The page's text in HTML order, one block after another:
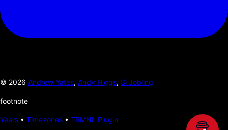
© 2026 Andrew Yates, Andy Higgs, Si Jobling
footnote
Years • Timezones • TRMNL Plugin